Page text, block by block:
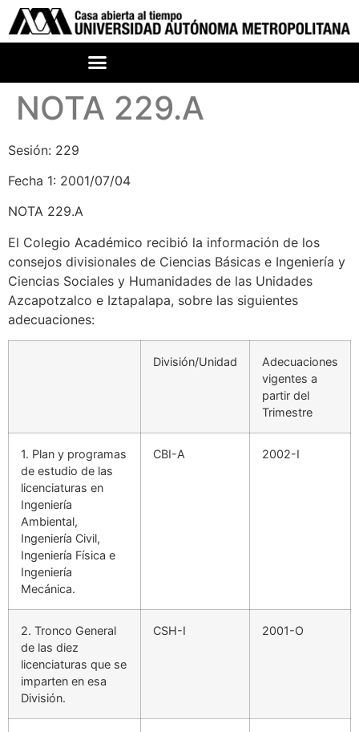
NOTA 229.A
Sesión: 229
Fecha 1: 2001/07/04
NOTA 229.A
El Colegio Académico recibió la información de los
consejos divisionales de Ciencias Básicas e Ingeniería y
Ciencias Sociales y Humanidades de las Unidades
Azcapotzalco e Iztapalapa, sobre las siguientes
adecuaciones:
División/Unidad
Adecuaciones
vigentes a
partir del
Trimestre
1. Plan y programas
de estudio de las
licenciaturas en
Ingeniería
Ambiental,
Ingeniería Civil,
Ingeniería Física e
Ingeniería
Mecánica.
CBI-A 2002-I
2. Tronco General
de las diez
licenciaturas que se
imparten en esa
División.
CSH-I 2001-O